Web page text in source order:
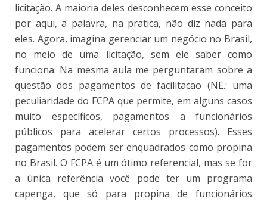
licitação. A maioria deles desconhecem esse conceito
por aqui, a palavra, na pratica, não diz nada para
eles. Agora, imagina gerenciar um negócio no Brasil,
no meio de uma licitação, sem ele saber como
funciona. Na mesma aula me perguntaram sobre a
questão dos pagamentos de facilitacao (NE.: uma
peculiaridade do FCPA que permite, em alguns casos
muito específicos, pagamentos a funcionários
públicos para acelerar certos processos). Esses
pagamentos podem ser enquadrados como propina
no Brasil. O FCPA é um ótimo referencial, mas se for
a única referência você pode ter um programa
capenga, que só para propina de funcionários